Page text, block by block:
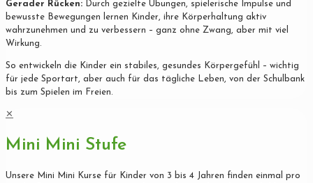
Gerader Rücken: Durch gezielte Übungen, spielerische Impulse und
bewusste Bewegungen lernen Kinder, ihre Körperhaltung aktiv
wahrzunehmen und zu verbessern – ganz ohne Zwang, aber mit viel
Wirkung.
So entwickeln die Kinder ein stabiles, gesundes Körpergefühl – wichtig
für jede Sportart, aber auch für das tägliche Leben, von der Schulbank
bis zum Spielen im Freien.
✕
Mini Mini Stufe
Unsere Mini Mini Kurse für Kinder von 3 bis 4 Jahren finden einmal pro